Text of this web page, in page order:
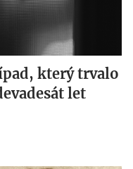
který trvalo
let